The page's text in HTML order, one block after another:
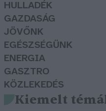
HULLADÉK
GAZDASÁG
JÖVŐNK
EGÉSZSÉGÜNK
ENERGIA
GASZTRO
KÖZLEKEDÉS
Kiemelt